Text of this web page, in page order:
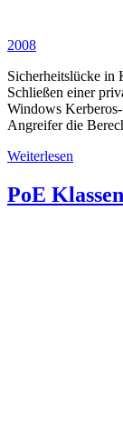
2008
Sicherheitslücke in
Schließen einer
Windows
Angreifer die
Weiterlesen
PoE Klassen